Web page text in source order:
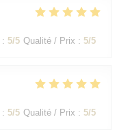
: 5/5 Qualité / Prix : 5/5
: 5/5 Qualité / Prix : 5/5